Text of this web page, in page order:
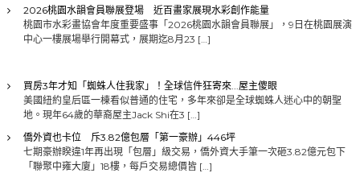
2026桃園水韻會員聯展登場 近百畫家展現水彩創作能量
桃園市水彩畫協會年度重要盛事「2026桃園水韻會員聯展」，9日在桃園展演
中心一樓展場舉行開幕式，展期迄8月23 […]
買房3年才知「蜘蛛人住我家」！全球信件狂寄來...屋主傻眼
美國紐約皇后區一棟看似普通的住宅，多年來卻是全球蜘蛛人迷心中的朝聖
地。現年64歲的華裔屋主Jack Shi在3 […]
僑外資也卡位 斥3.82億包層「第一豪辦」446坪
七期豪辦睽違1年再出現「包層」級交易，僑外資大手筆一次砸3.82億元包下
「聯聚中雍大廈」18樓，每戶交易總價皆 […]